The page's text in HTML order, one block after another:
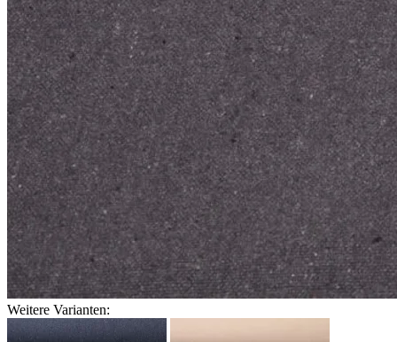
Weitere Varianten: